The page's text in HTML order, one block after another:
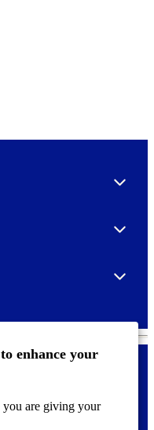
enhance your
are giving your
Expand
Expand
Expand
obavijesti